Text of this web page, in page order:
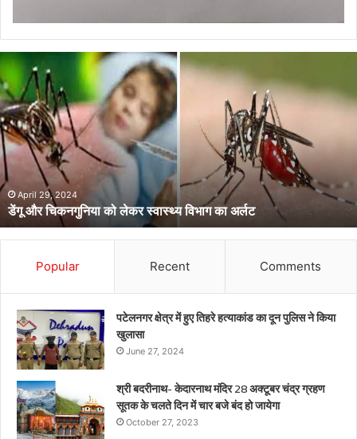
डेंगू
और
चिकनगुनिया
को
लेकर
स्वास्थ्य
विभाग
का
अर्लटApril 29, 2024
डेंगू और चिकनगुनिया को लेकर स्वास्थ्य विभाग का अर्लट
Popular Recent Comments
पटेलनगर क्षेत्र में हुए तिहरे हत्याकांड का दून पुलिस ने किया
खुलासा
June 27, 2024
श्री बदरीनाथ- केदारनाथ मंदिर 28 अक्टूबर चंद्र ग्रहण
सूतक के चलते दिन में चार बजे बंद हो जायेगा
October 27, 2023